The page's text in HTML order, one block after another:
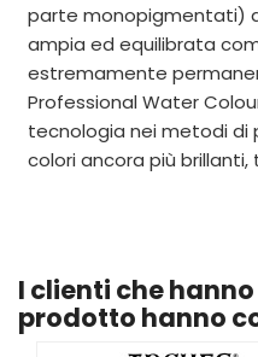
parte monopigmentati)
ampia ed equilibrata
estremamente
Professional Water
tecnologia nei metodi di
colori ancora più
I clienti che
prodotto hanno